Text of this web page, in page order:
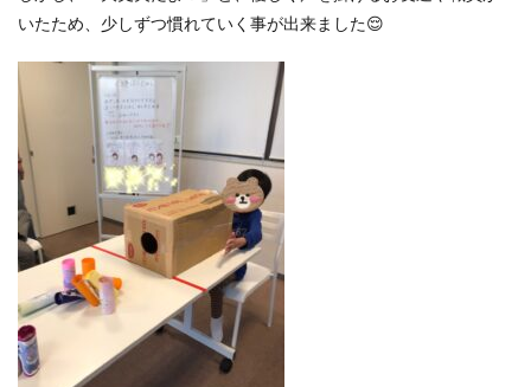
いたため、少しずつ慣れていく事が出来ました😌